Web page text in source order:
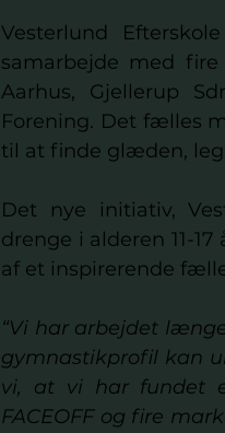
Vesterlund
samarbejde med
Aarhus, Gjellerup
Forening. Det fælles
til at finde glæden,
Det nye initiativ,
drenge i alderen 11-
af et inspirerende
“Vi har arbejdet
gymnastikprofil kan
vi, at vi har fundet
FACEOFF og fire